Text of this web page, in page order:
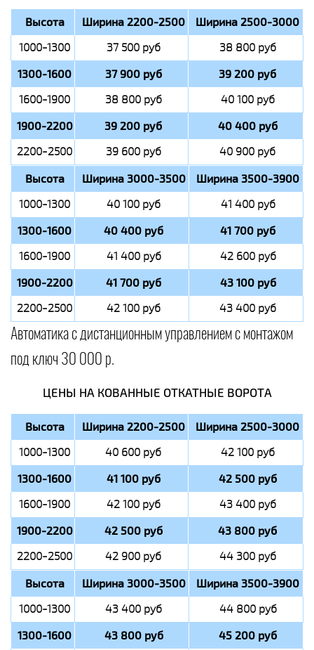
Высота Ширина 2200-2500 Ширина 2500-3000
1000-1300 37 500 руб 38 800 руб
1300-1600 37 900 руб 39 200 руб
1600-1900 38 800 руб 40 100 руб
1900-2200 39 200 руб 40 400 руб
2200-2500 39 600 руб 40 900 руб
Высота Ширина 3000-3500 Ширина 3500-3900
1000-1300 40 100 руб 41 400 руб
1300-1600 40 400 руб 41 700 руб
1600-1900 41 400 руб 42 600 руб
1900-2200 41 700 руб 43 100 руб
2200-2500 42 100 руб 43 400 руб
Автоматика с дистанционным управлением с монтажом
под ключ 30 000 р.
ЦЕНЫ НА КОВАННЫЕ ОТКАТНЫЕ ВОРОТА
Высота Ширина 2200-2500 Ширина 2500-3000
1000-1300 40 600 руб 42 100 руб
1300-1600 41 100 руб 42 500 руб
1600-1900 42 100 руб 43 400 руб
1900-2200 42 500 руб 43 800 руб
2200-2500 42 900 руб 44 300 руб
Высота Ширина 3000-3500 Ширина 3500-3900
1000-1300 43 400 руб 44 800 руб
1300-1600 43 800 руб 45 200 руб